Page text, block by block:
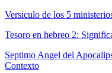
Versiculo de los 5
Tesoro en hebreo 2:
Septimo Angel del
Contexto